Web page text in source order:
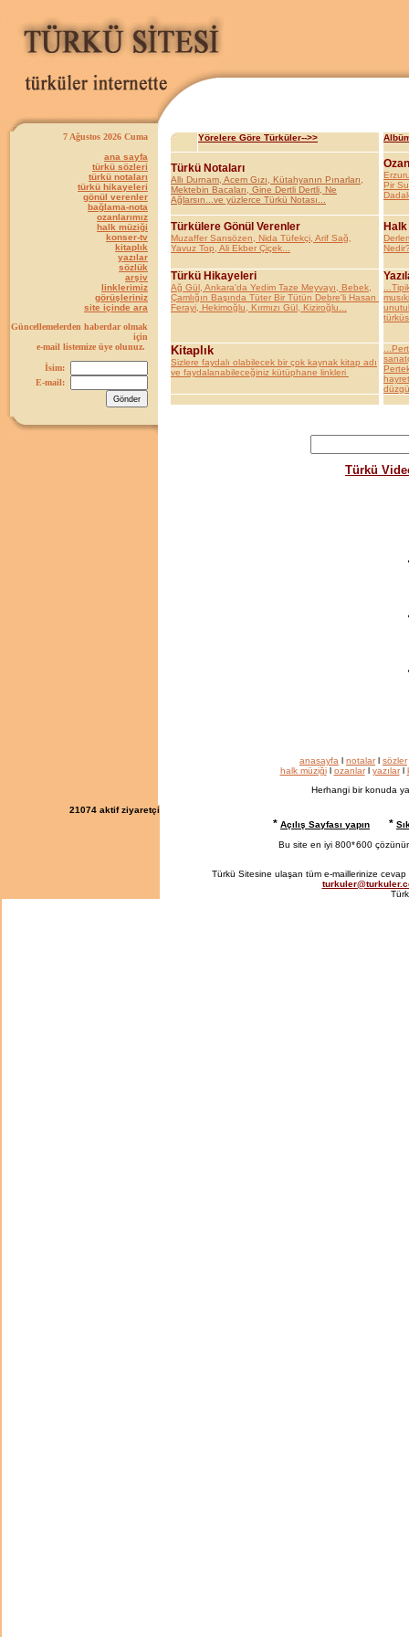
7 Ağustos 2026 Cuma
ana sayfa
türkü sözleri
türkü notaları
türkü hikayeleri
gönül verenler
bağlama-nota
ozanlarımız
halk müziği
konser-tv
kitaplık
yazılar
sözlük
arşiv
linklerimiz
görüşleriniz
site içinde ara
Güncellemelerden haberdar olmak
için
e-mail listemize üye olunuz.
İsim:
E-mail:
Yörelere Göre Türküler-->>
Türkü Notaları
Allı Durnam, Acem Gızı, Kütahyanın Pınarları,
Mektebin Bacaları, Gine Dertli Dertli, Ne
Ağlarsın...ve yüzlerce Türkü Notası...
Pir
Türkülere Gönül Verenler
Muzaffer Sarısözen, Nida Tüfekçi, Arif Sağ,
Yavuz Top, Ali Ekber Çiçek...
Türkü Hikayeleri
Ağ Gül, Ankara'da Yedim Taze Meyvayı, Bebek,
Çamlığın Başında Tüter Bir Tütün Debre'li Hasan
Ferayi, Hekimoğlu, Kırmızı Gül, Kiziroğlu...
Kitaplık
Sizlere faydalı olabilecek bir çok kaynak kitap adı
ve faydalanabileceğiniz kütüphane linkleri
Türkü
anasayfa l notalarl sözler
halk müziğil ozanlarl yazılarl
Herhangi bir konuda
21074 aktif ziyaretçi
* Açılış Sayfası yapın *
Bu site en iyi 800*600
Türkü Sitesine ulaşan tüm e-maillerinize cevap